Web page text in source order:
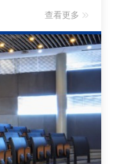
查看更多